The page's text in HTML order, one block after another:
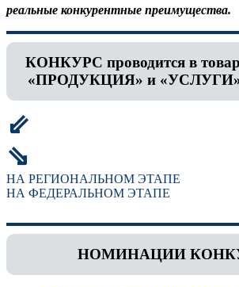
реальные конкурентные преимущества.
КОНКУРС проводится в
«ПРОДУКЦИЯ» и «УСЛУГИ»
⇙
⇘
НА РЕГИОНАЛЬНОМ ЭТАПЕ
НА ФЕДЕРАЛЬНОМ ЭТАПЕ
НОМИНАЦИИ